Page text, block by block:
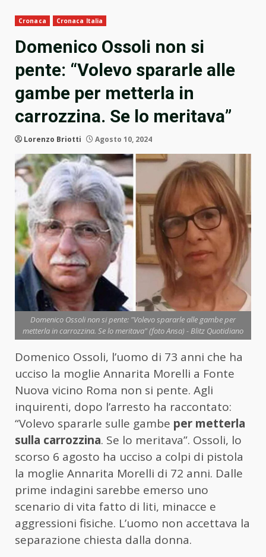
Cronaca Cronaca Italia
Domenico Ossoli non si
pente: “Volevo spararle alle
gambe per metterla in
carrozzina. Se lo meritava”
Lorenzo Briotti Agosto 10, 2024
Domenico Ossoli non si pente: "Volevo spararle alle gambe per
metterla in carrozzina. Se lo meritava" (foto Ansa) - Blitz Quotidiano
Domenico Ossoli, l’uomo di 73 anni che ha
ucciso la moglie Annarita Morelli a Fonte
Nuova vicino Roma non si pente. Agli
inquirenti, dopo l’arresto ha raccontato:
“Volevo spararle sulle gambe per metterla
sulla carrozzina. Se lo meritava”. Ossoli, lo
scorso 6 agosto ha ucciso a colpi di pistola
la moglie Annarita Morelli di 72 anni. Dalle
prime indagini sarebbe emerso uno
scenario di vita fatto di liti, minacce e
aggressioni fisiche. L’uomo non accettava la
separazione chiesta dalla donna.